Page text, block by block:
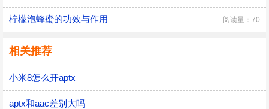
柠檬泡蜂蜜的功效与作用 阅读量：70
相关推荐
小米8怎么开aptx
aptx和aac差别大吗